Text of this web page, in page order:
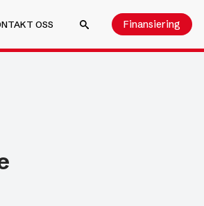
OSS
Finansiering